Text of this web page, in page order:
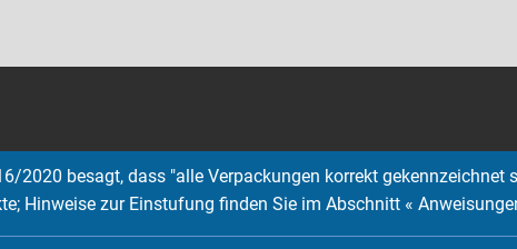
Copyright © 2026 EMTEC, All rights reserved.
2020 besagt, dass "alle Verpackungen korrekt
Hinweise zur Einstufung finden Sie im Abschnitt «